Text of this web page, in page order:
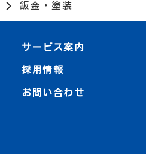
鈑金・塗装
サービス案内
採用情報
お問い合わせ